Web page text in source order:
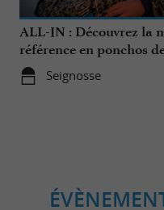
ALL-IN : Découvrez la
référence en ponchos
accessoires de sports
Seignosse